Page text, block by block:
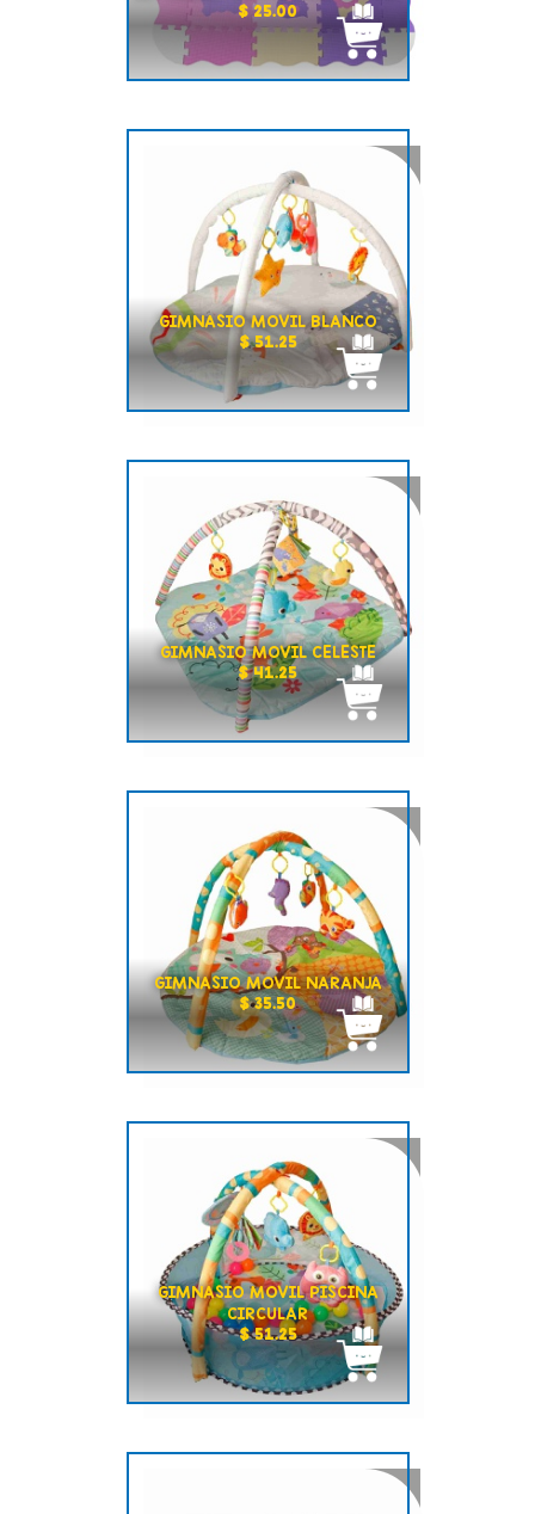
$ 25.00
GIMNASIO MOVIL BLANCO
$ 51.25
GIMNASIO MOVIL CELESTE
$ 41.25
GIMNASIO MOVIL NARANJA
$ 35.50
GIMNASIO MOVIL PISCINA
CIRCULAR
$ 51.25